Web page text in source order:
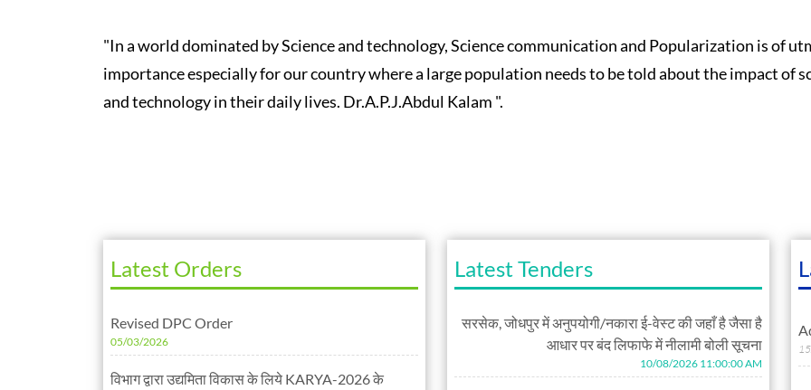
"In a world dominated by Science and technology, Science communication and Popularization is of
importance especially for our country where a large population needs to be told about the impact of
and technology in their daily lives. Dr.A.P.J.Abdul Kalam ".
Latest Orders
Revised DPC Order
05/03/2026
विभाग द्वारा उद्यमिता विकास के लिये KARYA-2026 के
Latest Tenders
सरसेक, जोधपुर में अनुपयोगी/नकारा ई-वेस्ट की जहाँ है जैसा है
आधार पर बंद लिफाफे में नीलामी बोली सूचना
10/08/2026 11:00:00 AM